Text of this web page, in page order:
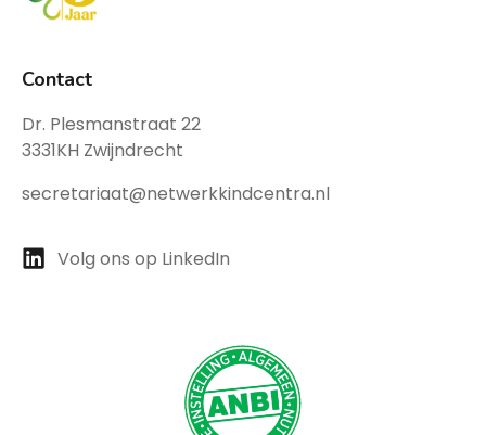
Contact
Dr. Plesmanstraat 22
3331KH Zwijndrecht
secretariaat@netwerkkindcentra.nl
Volg ons op LinkedIn